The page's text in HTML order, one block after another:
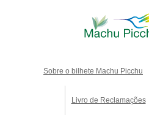
Sobre o bilhete Machu Picchu
Livro de Reclamações